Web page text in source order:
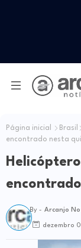
Página inicial Brasil
encontrado nesta
By - Arcanjo
dezembro